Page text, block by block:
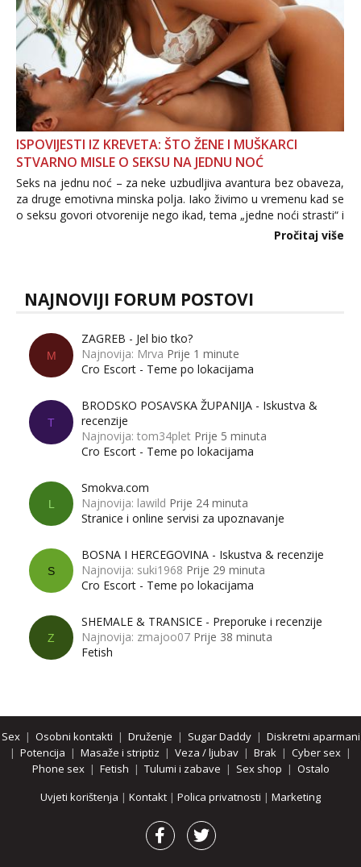
ISPOVIJESTI IZ KREVETA: ŠTO ŽENE I MUŠKARCI
STVARNO MISLE O SEKSU NA JEDNU NOĆ
Seks na jednu noć – za neke uzbudljiva avantura bez obaveza,
za druge emotivna minska polja. Iako živimo u vremenu kad se
o seksu govori otvorenije nego ikad, tema „jedne noći strasti“ i
dalje izaziva burne rasprave. Što zapravo misle žene, a što
Pročitaj više
NAJNOVIJI FORUM POSTOVI
M
ZAGREB - Jel bio tko?
Najnovija: Mrva Prije 1 minute
Cro Escort - Teme po lokacijama
T
BRODSKO POSAVSKA ŽUPANIJA - Iskustva &
recenzije
Najnovija: tom34plet Prije 5 minuta
Cro Escort - Teme po lokacijama
L
Smokva.com
Najnovija: lawild Prije 24 minuta
Stranice i online servisi za upoznavanje
S
BOSNA I HERCEGOVINA - Iskustva & recenzije
Najnovija: suki1968 Prije 29 minuta
Cro Escort - Teme po lokacijama
Z
SHEMALE & TRANSICE - Preporuke i recenzije
Najnovija: zmajoo07 Prije 38 minuta
Fetish
Sex| Osobni kontakti | Druženje | Sugar Daddy| Diskretni aparmani
| Potencija | Masaže i striptiz | Veza / ljubav | Brak | Cyber sex |
Phone sex| Fetish | Tulumi i zabave | Sex shop | Ostalo
Uvjeti korištenja | Kontakt | Polica privatnosti | Marketing